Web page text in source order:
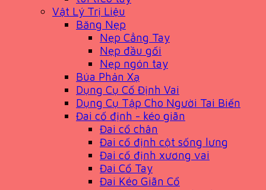
Vật Lý Trị Liệu
Băng Nẹp
Nẹp Cẳng Tay
Nẹp đầu gối
Nẹp ngón tay
Búa Phản Xạ
Dụng Cụ Cố Định Vai
Dụng Cụ Tập Cho Người Tai Biến
Đai cố định - kéo giãn
Đai cổ chân
Đai cố định cột sống lưng
Đai cố định xương vai
Đai Cổ Tay
Đai Kéo Giãn Cổ